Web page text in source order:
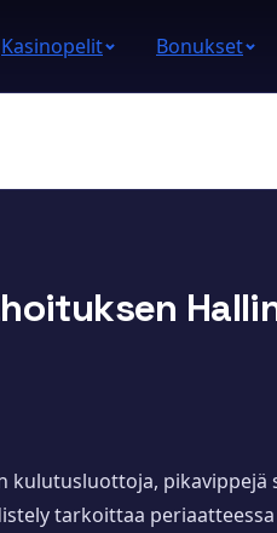
Kasinopelit Bonukset
pikavippejä
tarkoittaa